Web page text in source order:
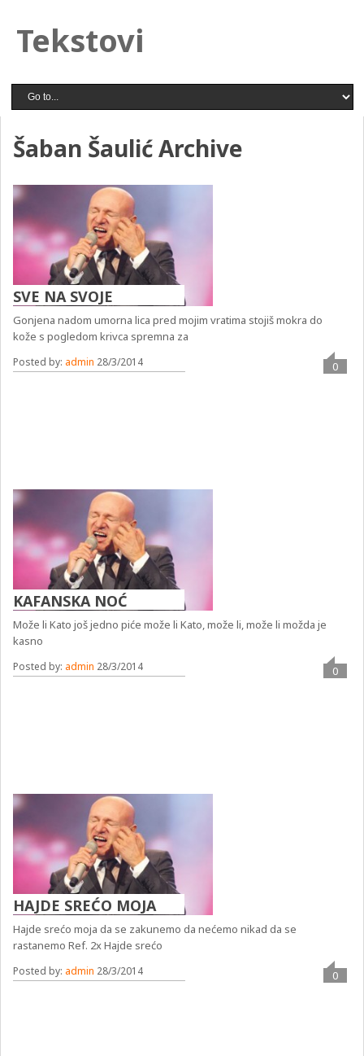
Tekstovi
Šaban Šaulić Archive
SVE NA SVOJE
Gonjena nadom umorna lica pred mojim vratima stojiš mokra do
kože s pogledom krivca spremna za
Posted by: admin 28/3/2014 0
KAFANSKA NOĆ
Može li Kato još jedno piće može li Kato, može li, može li možda je
kasno
Posted by: admin 28/3/2014 0
HAJDE SREĆO MOJA
Hajde srećo moja da se zakunemo da nećemo nikad da se
rastanemo Ref. 2x Hajde srećo
Posted by: admin 28/3/2014 0